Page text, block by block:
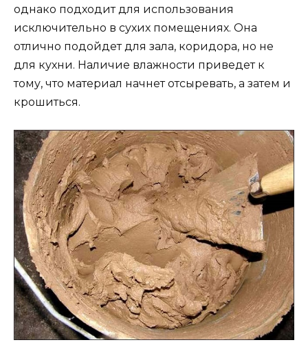
однако подходит для использования
исключительно в сухих помещениях. Она
отлично подойдет для зала, коридора, но не
для кухни. Наличие влажности приведет к
тому, что материал начнет отсыревать, а затем и
крошиться.